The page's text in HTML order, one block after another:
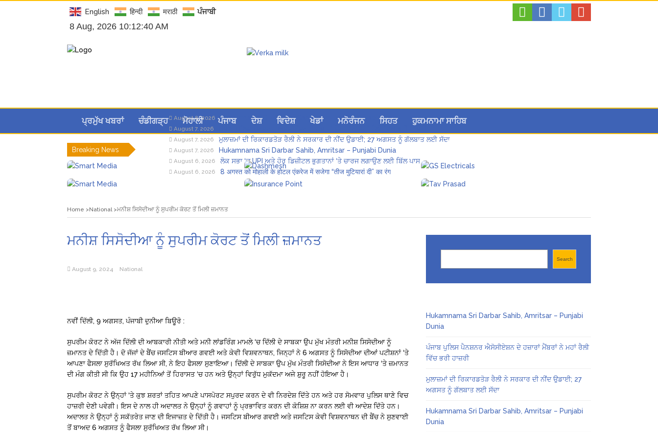
English हिन्दी मराठी ਪੰਜਾਬੀ
8 Aug, 2026 10:12:41 AM
ਪ੍ਰਮੁੱਖ ਖਬਰਾਂ ਚੰਡੀਗੜ੍ਹ ਮੋਹਾਲੀ ਪੰਜਾਬ ਦੇਸ਼ ਵਿਦੇਸ਼ ਖੇਡਾਂ ਮਨੋਰੰਜਨ ਸਿਹਤ ਹੁਕਮਨਾਮਾ ਸਾਹਿਬ
Breaking News
August 8, 2026 Hukamnama Sri Darbar Sahib, Amritsar – Punjabi Dunia
August 7, 2026
August 7, 2026 ਮੁਲਾਜ਼ਮਾਂ ਦੀ ਰਿਕਾਰਡਤੋੜ ਰੈਲੀ ਨੇ ਸਰਕਾਰ ਦੀ ਨੀਂਦ ਉਡਾਈ; 27 ਅਗਸਤ ਨੂੰ ਗੱਲਬਾਤ ਲਈ ਸੱਦਾ
August 7, 2026 Hukamnama Sri Darbar Sahib, Amritsar – Punjabi Dunia
August 6, 2026 ਲੋਕ ਸਭਾ ‘ਚ UPI ਅਤੇ ਹੋਰ ਡਿਜ਼ੀਟਲ ਭੁਗਤਾਨਾਂ ‘ਤੇ ਚਾਰਜ ਲਗਾਉਣ ਲਈ ਬਿੱਲ ਪਾਸ
August 6, 2026 8 अगस्त को मोहाली के होटल एंकरेज में सजेगा “तीज मुटियारां दी” का रंग
Home National ਮਨੀਸ਼ ਸਿਸੋਦੀਆ ਨੂੰ ਸੁਪਰੀਮ ਕੋਰਟ ਤੋਂ ਮਿਲੀ ਜ਼ਮਾਨਤ
ਮਨੀਸ਼ ਸਿਸੋਦੀਆ ਨੂੰ ਸੁਪਰੀਮ ਕੋਰਟ ਤੋਂ ਮਿਲੀ ਜ਼ਮਾਨਤ
August 9, 2024 National
ਨਵੀਂ ਦਿੱਲੀ, 9 ਅਗਸਤ, ਪੰਜਾਬੀ ਦੁਨੀਆ ਬਿਊਰੋ :
ਸੁਪਰੀਮ ਕੋਰਟ ਨੇ ਅੱਜ ਦਿੱਲੀ ਦੀ ਆਬਕਾਰੀ ਨੀਤੀ ਅਤੇ ਮਨੀ ਲਾਂਡਰਿੰਗ ਮਾਮਲੇ ‘ਚ ਦਿੱਲੀ ਦੇ ਸਾਬਕਾ ਉਪ ਮੁੱਖ ਮੰਤਰੀ ਮਨੀਸ਼ ਸਿਸੋਦੀਆ ਨੂੰ
ਜ਼ਮਾਨਤ ਦੇ ਦਿੱਤੀ ਹੈ। ਦੋ ਜੱਜਾਂ ਦੇ ਬੈਂਚ ਜਸਟਿਸ ਬੀਆਰ ਗਵਈ ਅਤੇ ਕੇਵੀ ਵਿਸ਼ਵਨਾਥਨ, ਜਿਨ੍ਹਾਂ ਨੇ 6 ਅਗਸਤ ਨੂੰ ਸਿਸੋਦੀਆ ਦੀਆਂ ਪਟੀਸ਼ਨਾਂ ‘ਤੇ
ਆਪਣਾ ਫੈਸਲਾ ਸੁਰੱਖਿਅਤ ਰੱਖ ਲਿਆ ਸੀ, ਨੇ ਇਹ ਫੈਸਲਾ ਸੁਣਾਇਆ। ਦਿੱਲੀ ਦੇ ਸਾਬਕਾ ਉਪ ਮੁੱਖ ਮੰਤਰੀ ਸਿਸੋਦੀਆ ਨੇ ਇਸ ਆਧਾਰ ‘ਤੇ ਜ਼ਮਾਨਤ
ਦੀ ਮੰਗ ਕੀਤੀ ਸੀ ਕਿ ਉਹ 17 ਮਹੀਨਿਆਂ ਤੋਂ ਹਿਰਾਸਤ ‘ਚ ਹਨ ਅਤੇ ਉਨ੍ਹਾਂ ਵਿਰੁੱਧ ਮੁਕੱਦਮਾ ਅਜੇ ਸ਼ੁਰੂ ਨਹੀਂ ਹੋਇਆ ਹੈ।
ਸੁਪਰੀਮ ਕੋਰਟ ਨੇ ਉਨ੍ਹਾਂ ‘ਤੇ ਕੁਝ ਸ਼ਰਤਾਂ ਤਹਿਤ ਆਪਣੇ ਪਾਸਪੋਰਟ ਸਪੁਰਦ ਕਰਨ ਦੇ ਵੀ ਨਿਰਦੇਸ਼ ਦਿੱਤੇ ਹਨ ਅਤੇ ਹਰ ਸੋਮਵਾਰ ਪੁਲਿਸ ਥਾਣੇ ਵਿਚ
ਹਾਜ਼ਰੀ ਦੇਣੀ ਪਵੇਗੀ। ਇਸ ਦੇ ਨਾਲ ਹੀ ਅਦਾਲਤ ਨੇ ਉਨ੍ਹਾਂ ਨੂੰ ਗਵਾਹਾਂ ਨੂੰ ਪ੍ਰਭਾਵਿਤ ਕਰਨ ਦੀ ਕੋਸ਼ਿਸ਼ ਨਾ ਕਰਨ ਲਈ ਵੀ ਆਦੇਸ਼ ਦਿੱਤੇ ਹਨ।
ਅਦਾਲਤ ਨੇ ਉਨ੍ਹਾਂ ਨੂੰ ਸਕੱਤਰੇਤ ਜਾਣ ਦੀ ਇਜਾਜ਼ਤ ਦੇ ਦਿੱਤੀ ਹੈ। ਜਸਟਿਸ ਬੀਆਰ ਗਵਈ ਅਤੇ ਜਸਟਿਸ ਕੇਵੀ ਵਿਸ਼ਵਨਾਥਨ ਦੀ ਬੈਂਚ ਨੇ ਸੁਣਵਾਈ
ਤੋਂ ਬਾਅਦ 6 ਅਗਸਤ ਨੂੰ ਫੈਸਲਾ ਸੁਰੱਖਿਅਤ ਰੱਖ ਲਿਆ ਸੀ।
Search
Hukamnama Sri Darbar Sahib, Amritsar – Punjabi
Dunia
ਪੰਜਾਬ ਪੁਲਿਸ ਪੈਨਸ਼ਨਰ ਐਸੋਸੀਏਸ਼ਨ ਦੇ ਹਜ਼ਾਰਾਂ ਮੈਂਬਰਾਂ ਨੇ ਮਹਾਂ ਰੈਲੀ
ਵਿੱਚ ਭਰੀ ਹਾਜ਼ਰੀ
ਮੁਲਾਜ਼ਮਾਂ ਦੀ ਰਿਕਾਰਡਤੋੜ ਰੈਲੀ ਨੇ ਸਰਕਾਰ ਦੀ ਨੀਂਦ ਉਡਾਈ; 27
ਅਗਸਤ ਨੂੰ ਗੱਲਬਾਤ ਲਈ ਸੱਦਾ
Hukamnama Sri Darbar Sahib, Amritsar – Punjabi
Dunia